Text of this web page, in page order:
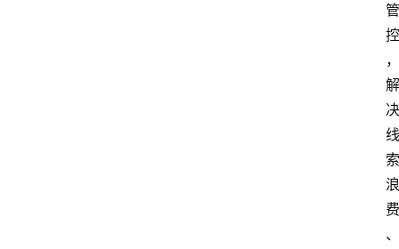
管
控
，
解
决
线
索
浪
费
、